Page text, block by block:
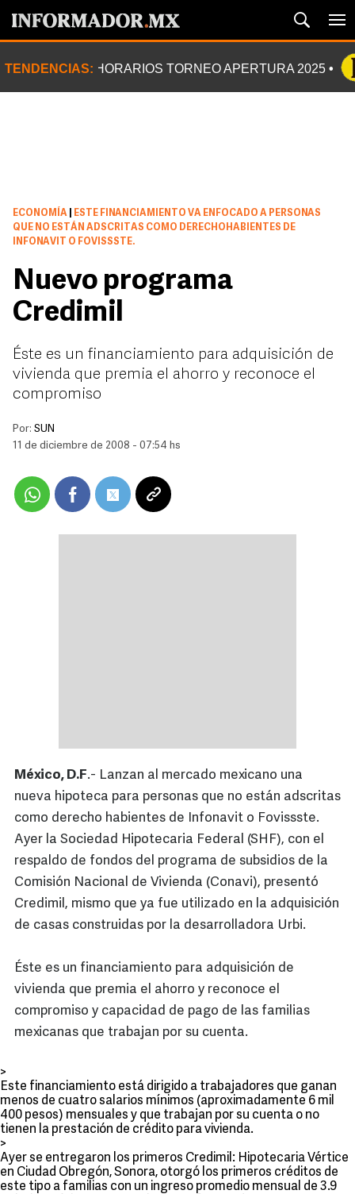
TENDENCIAS: HORARIOS TORNEO APERTURA 2025
ECONOMÍA
ESTE FINANCIAMIENTO VA ENFOCADO A PERSONAS
QUE NO ESTÁN ADSCRITAS COMO DERECHOHABIENTES DE
INFONAVIT O FOVISSSTE.
Nuevo programa
Credimil
Éste es un financiamiento para adquisición de
vivienda que premia el ahorro y reconoce el
compromiso
Por: SUN
11 de diciembre de 2008 - 07:54 hs
México, D.F.- Lanzan al mercado mexicano una
nueva hipoteca para personas que no están adscritas
como derecho habientes de Infonavit o Fovissste.
Ayer la Sociedad Hipotecaria Federal (SHF), con el
respaldo de fondos del programa de subsidios de la
Comisión Nacional de Vivienda (Conavi), presentó
Credimil, mismo que ya fue utilizado en la adquisición
de casas construidas por la desarrolladora Urbi.
Éste es un financiamiento para adquisición de
vivienda que premia el ahorro y reconoce el
compromiso y capacidad de pago de las familias
mexicanas que trabajan por su cuenta.
>
Este financiamiento está dirigido a trabajadores que ganan
menos de cuatro salarios mínimos (aproximadamente 6 mil
400 pesos) mensuales y que trabajan por su cuenta o no
tienen la prestación de crédito para vivienda.
>
Ayer se entregaron los primeros Credimil: Hipotecaria Vértice
en Ciudad Obregón, Sonora, otorgó los primeros créditos de
este tipo a familias con un ingreso promedio mensual de 3.9